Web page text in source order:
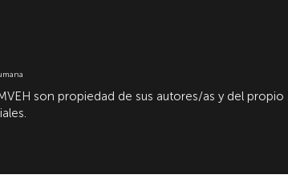
son propiedad de sus autores/as y del